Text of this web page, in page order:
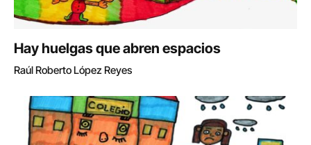
Hay huelgas que abren espacios
Raúl Roberto López Reyes